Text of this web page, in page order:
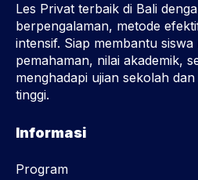
Les Privat terbaik di Bali
berpengalaman, metode
intensif. Siap membantu
pemahaman, nilai akademik,
menghadapi ujian sekolah
tinggi.
Informasi
Program